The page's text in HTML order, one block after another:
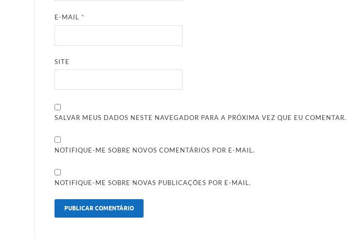
E-MAIL*
SITE
SALVAR MEUS DADOS NESTE NAVEGADOR PARA A PRÓXIMA VEZ QUE EU COMENTAR.
NOTIFIQUE-ME SOBRE NOVOS COMENTÁRIOS POR E-MAIL.
NOTIFIQUE-ME SOBRE NOVAS PUBLICAÇÕES POR E-MAIL.